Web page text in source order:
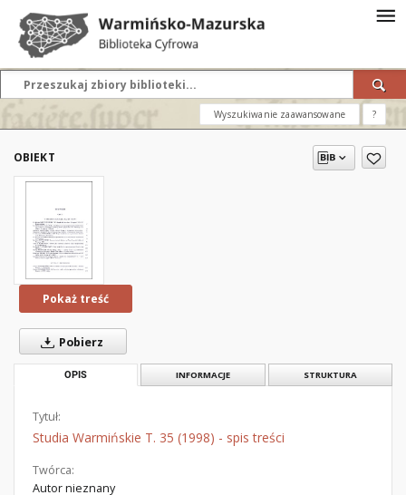
Wyszukiwanie zaawansowane ?
OBIEKT
Pokaż treść
Pobierz
OPIS INFORMACJE STRUKTURA
Tytuł:
Studia Warmińskie T. 35 (1998) - spis treści
Twórca:
Autor nieznany